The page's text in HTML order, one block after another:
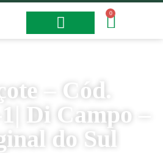
0
– Cód.
Di Campo –
do Sul